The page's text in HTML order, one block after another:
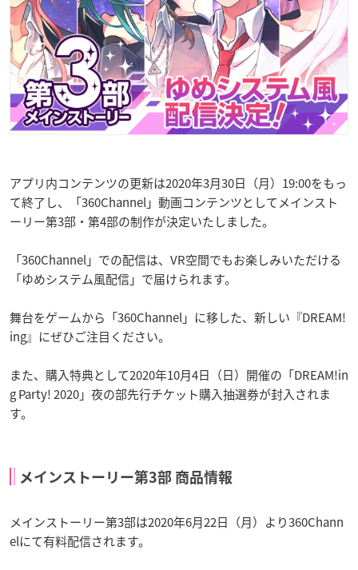
アプリ内コンテンツの更新は2020年3月30日（月）19:00をもっ
て終了し、「360Channel」動画コンテンツとしてメインスト
ーリー第3部・第4部の制作が決定いたしました。
「360Channel」での配信は、VR空間でもお楽しみいただける
「ゆめシステム風配信」で届けられます。
舞台をゲームから「360Channel」に移した、新しい『DREAM!
ing』にぜひご注目ください。
また、購入特典として2020年10月4日（日）開催の「DREAM!in
g Party! 2020」夜の部先行チケット購入抽選券が封入されま
す。
メインストーリー第3部 商品情報
メインストーリー第3部は2020年6月22日（月）より360Chann
elにて有料配信されます。